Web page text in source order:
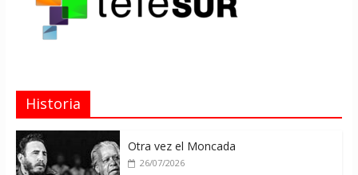
Historia
Otra vez el Moncada
26/07/2026